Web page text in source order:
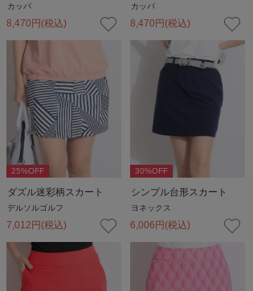
カッパ
8,470 円 (税込)
カッパ
8,470 円 (税込)
25%OFF
ダズル迷彩柄スカート
デルソルゴルフ
7,012 円 (税込)
30%OFF
シンプル台形スカート
ヨネックス
6,006 円 (税込)